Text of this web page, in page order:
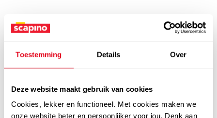
Toestemming Details Over
Deze website maakt gebruik van cookies
Cookies, lekker en functioneel. Met cookies maken we
onze website beter en persoonlijker voor jou. Denk aan